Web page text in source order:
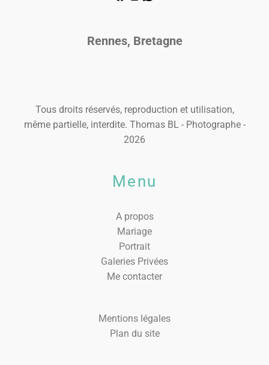
Rennes, Bretagne
Tous droits réservés, reproduction et utilisation,
même partielle, interdite. Thomas BL - Photographe -
2026
Menu
A propos
Mariage
Portrait
Galeries Privées
Me contacter
Mentions légales
Plan du site